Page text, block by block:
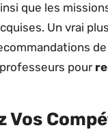
que les
Un vrai
pour
Vos